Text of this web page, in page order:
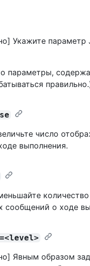
Укажите параметр
параметры,
число
выполнения.
количество
сообщений о ходе
Явным образом